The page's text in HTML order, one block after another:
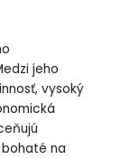
jeho
vysoký
na